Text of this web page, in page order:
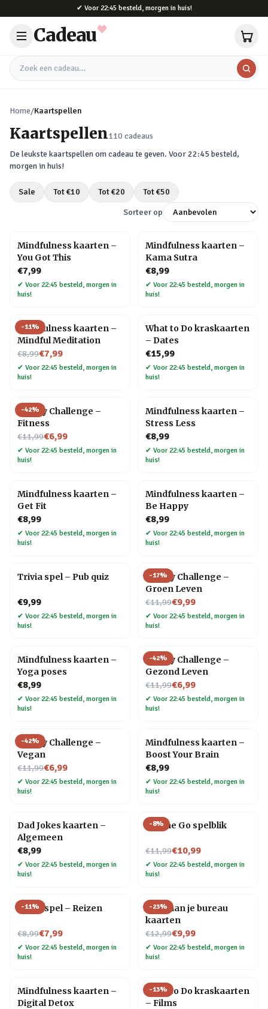
✔ Voor 22:45 besteld, morgen in huis!
Cadeau
Zoek een cadeau
Home/Kaartspellen
Kaartspellen110 cadeaus
De leukste kaartspellenom cadeau te geven. Voor 22:45 besteld,
morgen in huis!
Sale Tot €10 Tot €20 Tot €50
Sorteer op
Mindfulness kaarten –
You Got This
€7,99
✔ Voor 22:45 besteld, morgen in
huis!
Mindfulness kaarten –
Kama Sutra
€8,99
✔ Voor 22:45 besteld, morgen in
huis!
-11%
Mindfulness kaarten –
Mindful Meditation
€8,99
Nu voor€7,99
✔ Voor 22:45 besteld, morgen in
huis!
What to Do kraskaarten
– Dates
€15,99
✔ Voor 22:45 besteld, morgen in
huis!
-42%
30 Day Challenge –
Fitness
€11,99
Nu voor€6,99
✔ Voor 22:45 besteld, morgen in
huis!
Mindfulness kaarten –
Stress Less
€8,99
✔ Voor 22:45 besteld, morgen in
huis!
Mindfulness kaarten –
Get Fit
€8,99
✔ Voor 22:45 besteld, morgen in
huis!
Mindfulness kaarten –
Be Happy
€8,99
✔ Voor 22:45 besteld, morgen in
huis!
Trivia spel – Pub quiz
€9,99
✔ Voor 22:45 besteld, morgen in
huis!
-17%
30 Day Challenge –
Groen Leven
€11,99
Nu voor€9,99
✔ Voor 22:45 besteld, morgen in
huis!
Mindfulness kaarten –
Yoga poses
€8,99
✔ Voor 22:45 besteld, morgen in
huis!
-42%
30 Day Challenge –
Gezond Leven
€11,99
Nu voor€6,99
✔ Voor 22:45 besteld, morgen in
huis!
-42%
30 Day Challenge –
Vegan
€11,99
Nu voor€6,99
✔ Voor 22:45 besteld, morgen in
huis!
Mindfulness kaarten –
Boost Your Brain
€8,99
✔ Voor 22:45 besteld, morgen in
huis!
Dad Jokes kaarten –
Algemeen
€8,99
✔ Voor 22:45 besteld, morgen in
huis!
-8%
On The Go spelblik
€11,99
Nu voor€10,99
✔ Voor 22:45 besteld, morgen in
huis!
-11%
Trivia spel – Reizen
€8,99
Nu voor€7,99
✔ Voor 22:45 besteld, morgen in
huis!
-23%
Yoga aan je bureau
kaarten
€12,99
Nu voor€9,99
✔ Voor 22:45 besteld, morgen in
huis!
Mindfulness kaarten –
Digital Detox
-13%
What to Do kraskaarten
– Films